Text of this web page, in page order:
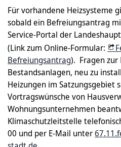
Für vorhandene Heizsysteme
sobald ein Befreiungsantrag
Service-Portal der
(Link zum Online-Formular:
Befreiungsantrag). Fragen zur
Bestandsanlagen, neu zu
Heizungen im Satzungsgebiet
Vortragswünsche von
Wohnungsunternehmen
Klimaschutzleitstelle
00 und per E-Mail unter